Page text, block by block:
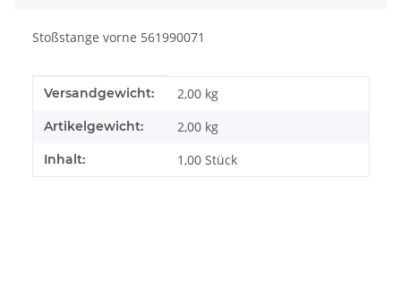
Stoßstange vorne 561990071
Produkteigenschaft
Wert
Versandgewicht: 2,00 kg
Artikelgewicht: 2,00 kg
Inhalt: 1,00 Stück